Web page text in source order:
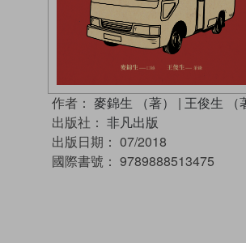
作者： 麥錦生 （著） | 王俊生 （
出版社： 非凡出版
出版日期： 07/2018
國際書號： 9789888513475